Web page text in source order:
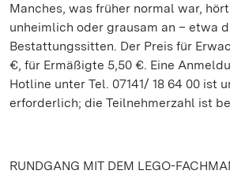
Manches, was früher normal war,
unheimlich oder grausam an – etwa
Bestattungssitten. Der Preis für
€, für Ermäßigte 5,50 €. Eine
Hotline unter Tel. 07141/ 18 64 00 ist
erforderlich; die Teilnehmerzahl ist
RUNDGANG MIT DEM LEGO-